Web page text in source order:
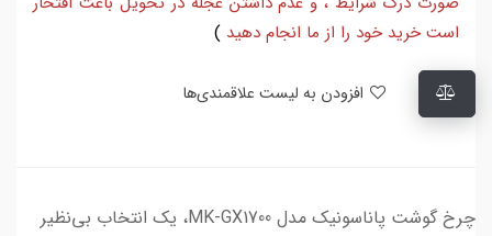
است خرید خود را از ما انجام دهید )
چرخ گوشت پاناسونیک مدل MK-GX1700، یک انتخاب بی‌نظیر